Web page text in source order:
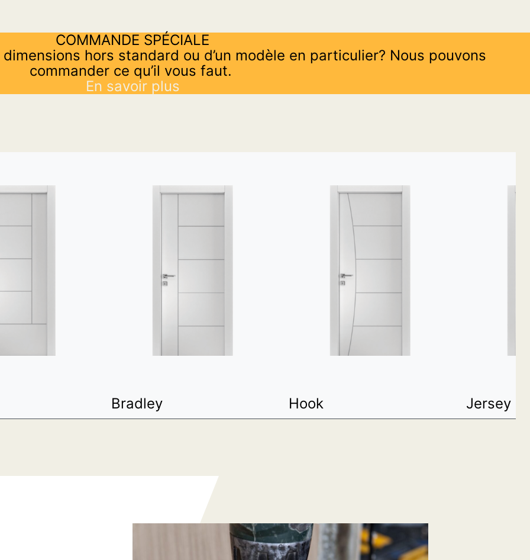
COMMANDE SPÉCIALE
hors standard ou d’un modèle en particulier? Nous pouvons
commander ce qu’il vous faut.
En savoir plus
Bradley Hook Jersey